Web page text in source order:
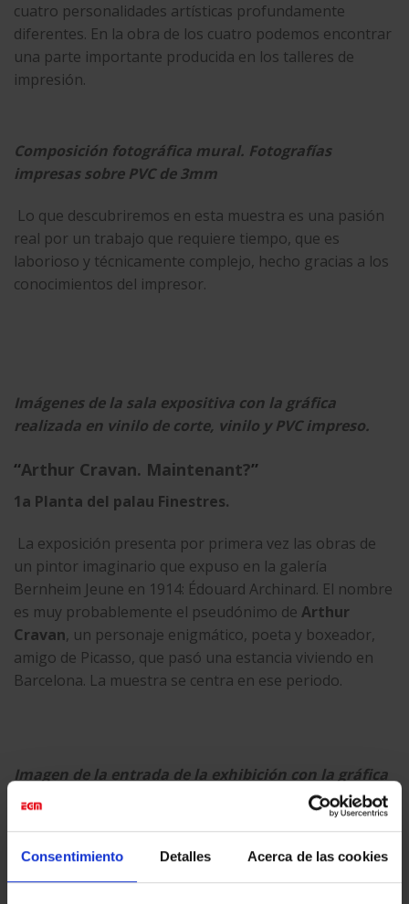
Consentimiento Detalles Acerca de las cookies
cuatro personalidades artísticas profundamente
diferentes. En la obra de los cuatro podemos encontrar
una parte importante producida en los talleres de
impresión.
Composición fotográfica mural. Fotografías
impresas sobre PVC de 3mm
Lo que descubriremos en esta muestra es una pasión
real por un trabajo que requiere tiempo, que es
laborioso y técnicamente complejo, hecho gracias a los
conocimientos del impresor.
Imágenes de la sala expositiva con la gráfica
realizada en vinilo de corte, vinilo y PVC impreso.
“Arthur Cravan. Maintenant?”
1a Planta del palau Finestres.
La exposición presenta por primera vez las obras de
un pintor imaginario que expuso en la galería
Bernheim Jeune en 1914: Édouard Archinard. El nombre
es muy probablemente el pseudónimo de Arthur
Cravan, un personaje enigmático, poeta y boxeador,
amigo de Picasso, que pasó una estancia viviendo en
Barcelona. La muestra se centra en ese periodo.
Imagen de la entrada de la exhibición con la gráfica
mural realizada en vinilo de corte ( textos), vinilo
impreso en gran formato (fotografía), y letras
título de la muestra.